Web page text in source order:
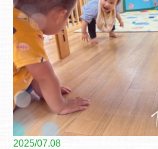
2025/07.08